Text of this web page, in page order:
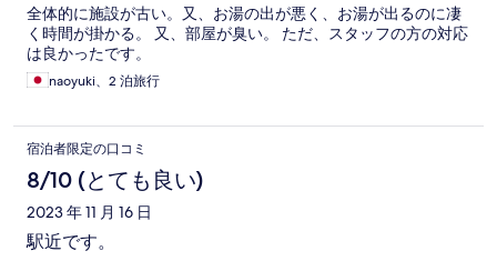
全体的に施設が古い。又、お湯の出が悪く、お湯が出るのに凄
く時間が掛かる。 又、部屋が臭い。 ただ、スタッフの方の対応
は良かったです。
naoyuki、2 泊旅行
宿泊者限定の口コミ
8/10 (とても良い)
2023 年 11 月 16 日
駅近です。